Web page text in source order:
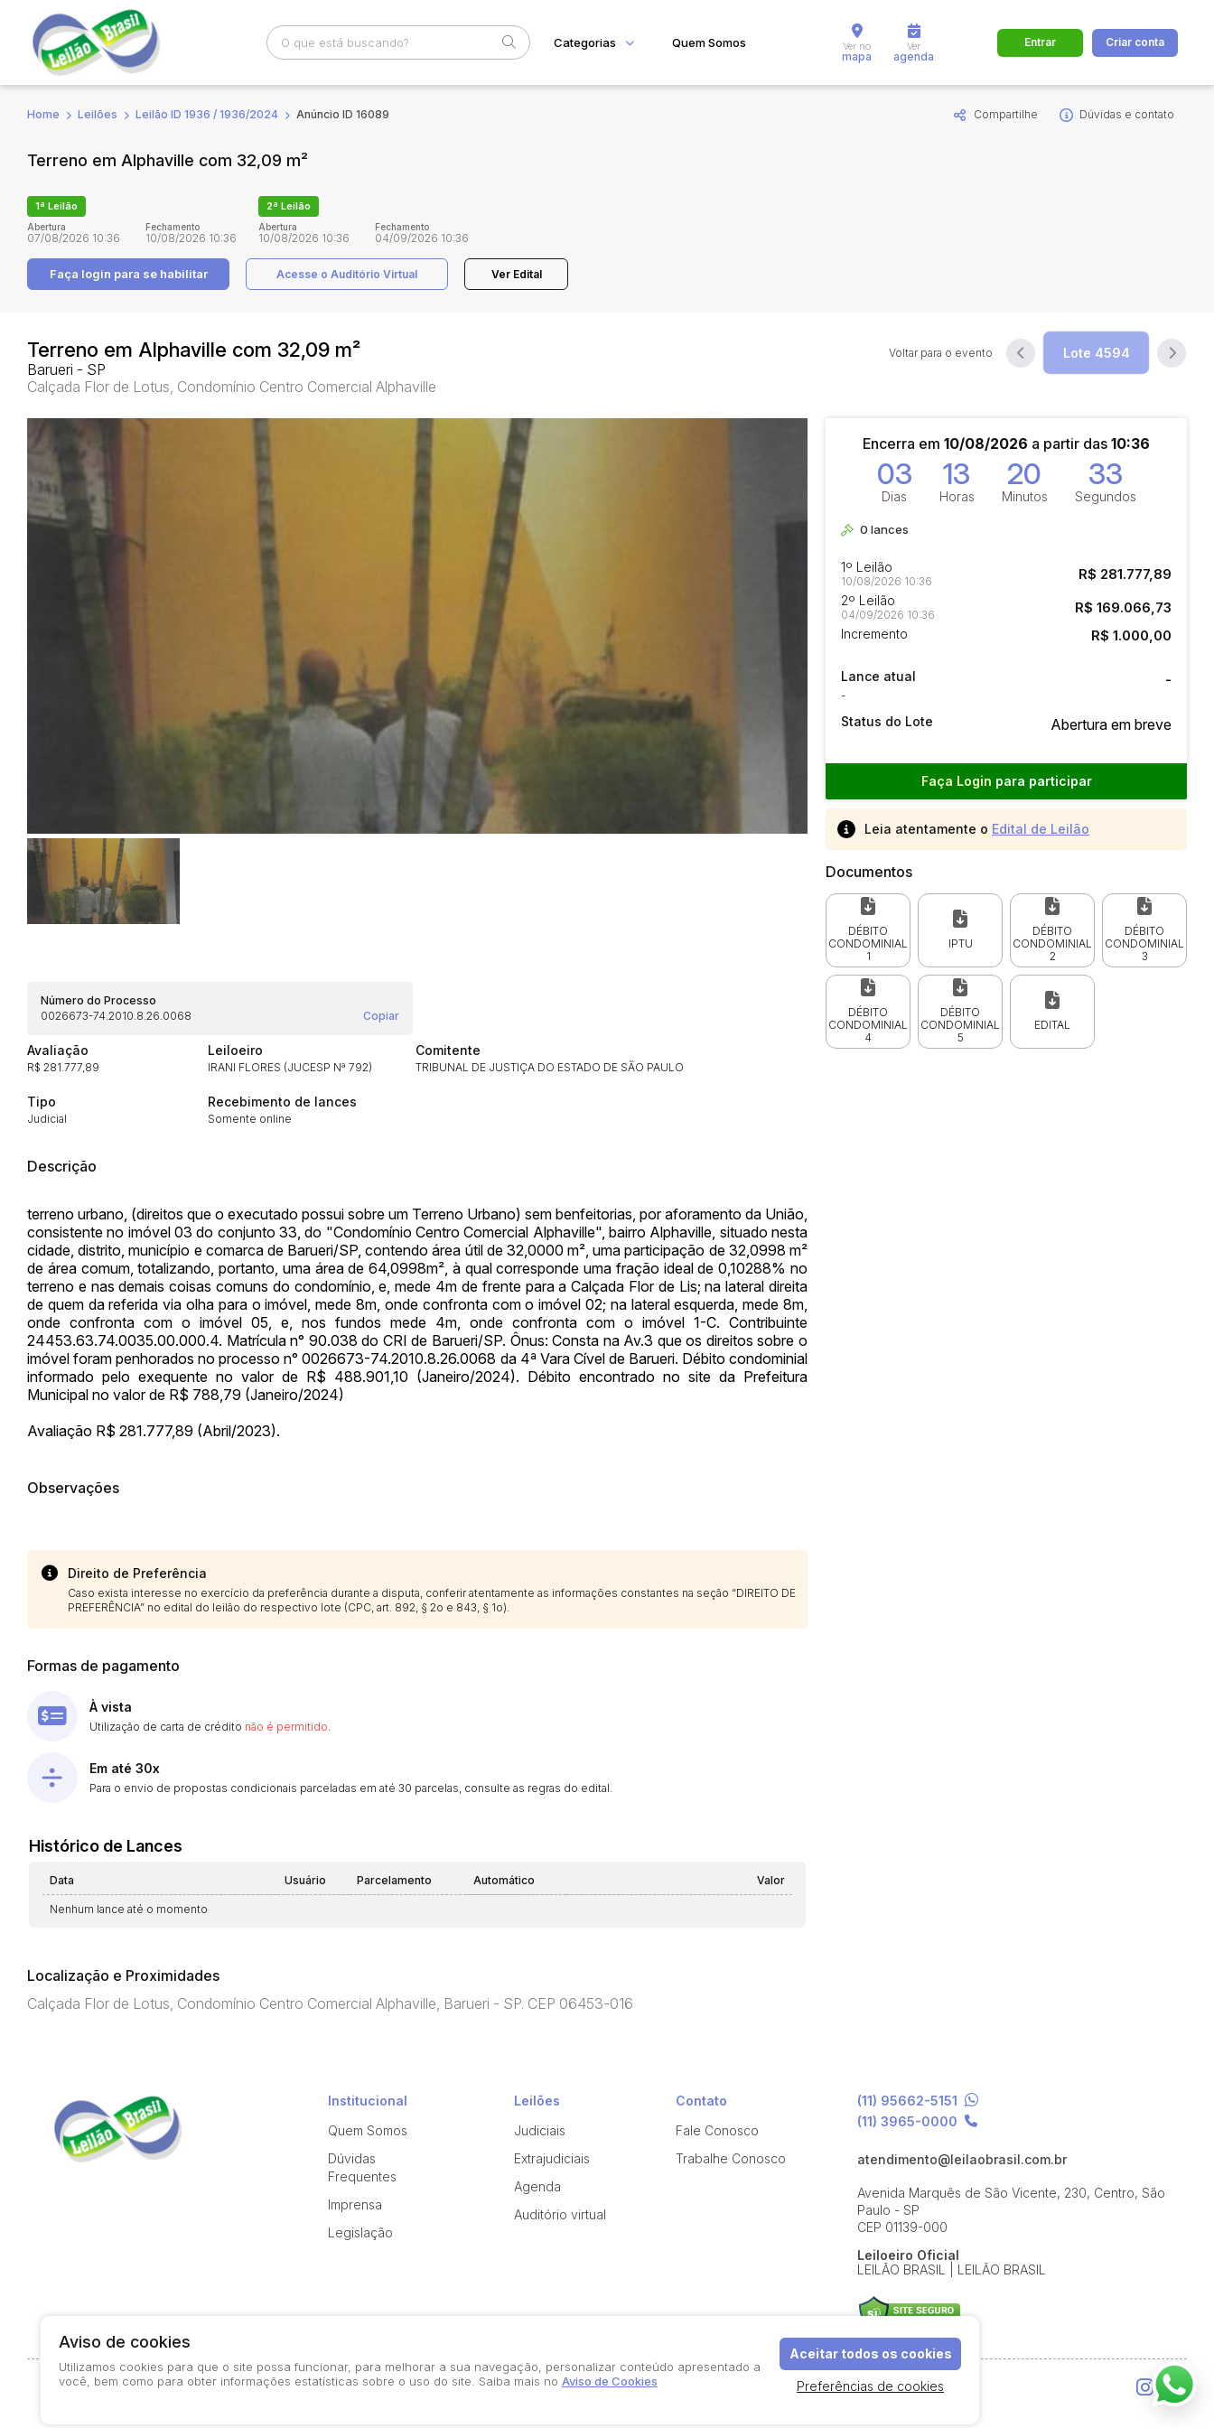
Busca por palavra-chave Categoria Cidade
Categorias Quem Somos Ver no
mapa
Ver
agenda
Entrar Criar conta
Home Leilões Leilão ID 1936 / 1936/2024 Anúncio ID 16089 Compartilhe Dúvidas e contato
Terreno em Alphaville com 32,09 m²
1ª Leilão
Abertura
07/08/2026 10:36
Fechamento
10/08/2026 10:36
2ª Leilão
Abertura
10/08/2026 10:36
Fechamento
04/09/2026 10:36
Faça login para se habilitar Acesse o Auditório Virtual Ver Edital
Terreno em Alphaville com 32,09 m²
Barueri - SP
Calçada Flor de Lotus, Condomínio Centro Comercial Alphaville
Voltar para o evento
Encerra em 10/08/2026 a partir das 10:36
03
Dias
13
Horas
20
Minutos
32
Segundos
0 lances
1º Leilão
10/08/2026 10:36 R$ 281.777,89
2º Leilão
04/09/2026 10:36 R$ 169.066,73
Incremento R$ 1.000,00
Lance atual
-
-
Status do Lote Abertura em breve
Faça Login para participar
Leia atentamente o Edital de Leilão
Documentos
DÉBITO
CONDOMINIAL
1
IPTU
DÉBITO
CONDOMINIAL
2
DÉBITO
CONDOMINIAL
3
DÉBITO
CONDOMINIAL
4
DÉBITO
CONDOMINIAL
5
EDITAL
Número do Processo
0026673-74.2010.8.26.0068
Copiar
Avaliação
R$ 281.777,89
Leiloeiro
IRANI FLORES (JUCESP Nª 792)
Comitente
TRIBUNAL DE JUSTIÇA DO ESTADO DE SÃO PAULO
Tipo
Judicial
Recebimento de lances
Somente online
Descrição
terreno urbano, (direitos que o executado possui sobre um Terreno Urbano) sem benfeitorias, por aforamento da União,
consistente no imóvel 03 do conjunto 33, do "Condomínio Centro Comercial Alphaville", bairro Alphaville, situado nesta
cidade, distrito, município e comarca de Barueri/SP, contendo área útil de 32,0000 m², uma participação de 32,0998 m²
de área comum, totalizando, portanto, uma área de 64,0998m², à qual corresponde uma fração ideal de 0,10288% no
terreno e nas demais coisas comuns do condomínio, e, mede 4m de frente para a Calçada Flor de Lis; na lateral direita
de quem da referida via olha para o imóvel, mede 8m, onde confronta com o imóvel 02; na lateral esquerda, mede 8m,
onde confronta com o imóvel 05, e, nos fundos mede 4m, onde confronta com o imóvel 1-C. Contribuinte
24453.63.74.0035.00.000.4. Matrícula n° 90.038 do CRI de Barueri/SP. Ônus: Consta na Av.3 que os direitos sobre o
imóvel foram penhorados no processo n° 0026673-74.2010.8.26.0068 da 4ª Vara Cível de Barueri. Débito condominial
informado pelo exequente no valor de R$ 488.901,10 (Janeiro/2024). Débito encontrado no site da Prefeitura
Municipal no valor de R$ 788,79 (Janeiro/2024)
Avaliação R$ 281.777,89 (Abril/2023).
Observações
Direito de Preferência
Caso exista interesse no exercício da preferência durante a disputa, conferir atentamente as informações constantes na seção “DIREITO DE
PREFERÊNCIA” no edital do leilão do respectivo lote (CPC, art. 892, § 2o e 843, § 1o).
Formas de pagamento
À vista
Utilização de carta de crédito não é permitido.
Em até 30x
Para o envio de propostas condicionais parceladas em até 30 parcelas, consulte as regras do edital.
Histórico de Lances
Data Usuário Parcelamento Automático Valor
Nenhum lance até o momento
Localização e Proximidades
Calçada Flor de Lotus, Condomínio Centro Comercial Alphaville, Barueri - SP. CEP 06453-016
Data Usuário
14/04/2025 18:43:11 TIAGOFELIPE
14/04/2025 18:43:11 TIAGOFELIPE
14/04/2025 18:43:11 TIAGOFELIPE
Clique aqui para fazer login
Habilite-se para efetuar lances ou propostas
Institucional
Quem Somos
Dúvidas
Frequentes
Imprensa
Legislação
Leilões
Judiciais
Extrajudiciais
Agenda
Auditório virtual
Contato
Fale Conosco
Trabalhe Conosco
(11) 95662-5151
(11) 3965-0000
atendimento@leilaobrasil.com.br
Avenida Marquês de São Vicente, 230, Centro, São
Paulo - SP
CEP 01139-000
Leiloeiro Oficial
LEILÃO BRASIL | LEILÃO BRASIL
© 2026-present - Todos os direitos reservados Política de Privacidade Aviso de Cookies Termos de Uso
Aviso de cookies
Utilizamos cookies para que o site possa funcionar, para melhorar a sua navegação, personalizar conteúdo apresentado a
você, bem como para obter informações estatísticas sobre o uso do site. Saiba mais no Aviso de Cookies
Aceitar todos os cookies
Preferências de cookies